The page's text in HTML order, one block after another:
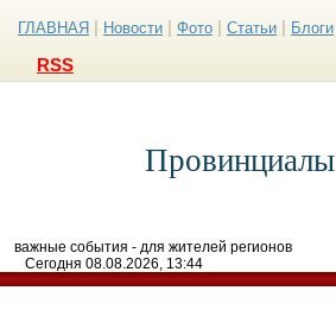
ГЛАВНАЯ Новости Фото Статьи Блоги
RSS
Провинциалы
важные события - для жителей регионов
Сегодня 08.08.2026, 13:44